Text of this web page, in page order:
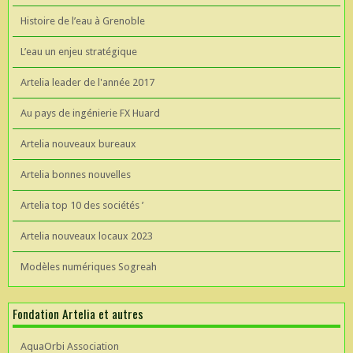
Histoire de l’eau à Grenoble
L’eau un enjeu stratégique
Artelia leader de l'année 2017
Au pays de ingénierie FX Huard
Artelia nouveaux bureaux
Artelia bonnes nouvelles
Artelia top 10 des sociétés ’
Artelia nouveaux locaux 2023
Modèles numériques Sogreah
Fondation Artelia et autres
AquaOrbi Association